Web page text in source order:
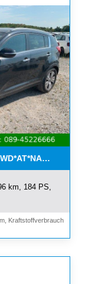
km, 184 PS,
Kraftstoffverbrauch